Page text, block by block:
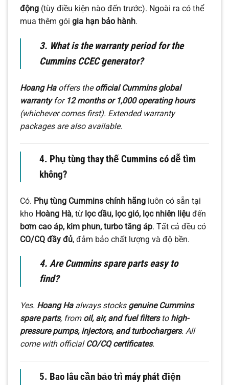
động (tùy điều kiện nào đến trước). Ngoài ra có thể
mua thêm gói gia hạn bảo hành.
3. What is the warranty period for the
Cummins CCEC generator?
Hoang Haoffers theofficial Cummins global
warrantyfor 12 months or 1,000 operating hours
(whichever comes first). Extended warranty
packages are also available.
4. Phụ tùng thay thế Cummins có dễ tìm
không?
Có. Phụ tùng Cummins chính hãng luôn có sẵn tại
kho Hoàng Hà, từ lọc dầu, lọc gió, lọc nhiên liệu đến
bơm cao áp, kim phun, turbo tăng áp. Tất cả đều có
CO/CQ đầy đủ, đảm bảo chất lượng và độ bền.
4. Are Cummins spare parts easy to
find?
Yes. Hoang Haalways stocks genuine Cummins
spare parts, from oil, air, and fuel filtersto high-
pressure pumps, injectors, and turbochargers. All
come with official CO/CQ certificates.
5. Bao lâu cần bảo trì máy phát điện